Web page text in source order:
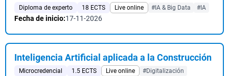
Diploma de experto 18 ECTS Live online #IA & Big Data #IA
Fecha de inicio:17-11-2026
Inteligencia Artificial aplicada a la Construcción
Microcredencial 1.5 ECTS Live online #Digitalización